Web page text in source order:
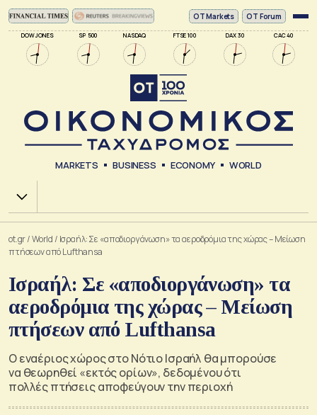
DOW JONES SP 500 NASDAQ FTSE 100 DAX 30 CAC 40
ΟΤ Markets OT Forum
MARKETS BUSINESS ECONOMY WORLD
Χ.Α.
ot.gr/World / Ισραήλ: Σε «αποδιοργάνωση» τα αεροδρόμια της χώρας – Μείωση
πτήσεων από Lufthansa
Ισραήλ: Σε «αποδιοργάνωση» τα
αεροδρόμια της χώρας – Μείωση
πτήσεων από Lufthansa
O εναέριος χώρος στο Νότιο Ισραήλ θα μπορούσε
να θεωρηθεί «εκτός ορίων», δεδομένου ότι
πολλές πτήσεις αποφεύγουν την περιοχή